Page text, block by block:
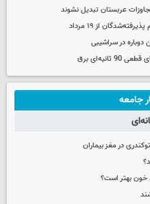
عربستان تبدیل نشوند
از ۱۹ مرداد
دوباره در سراشیبی
برق
جامعه
در مغز بیماران
خون بهتر است؟